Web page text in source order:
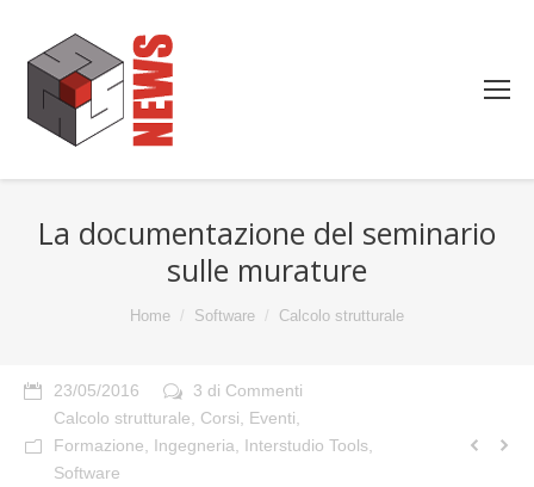
La documentazione del seminario
sulle murature
You are here:Home Software Calcolo strutturale
23/05/2016
3 di Commenti
Calcolo strutturale
Corsi Eventi
Formazione
Ingegneria Interstudio Tools
Software